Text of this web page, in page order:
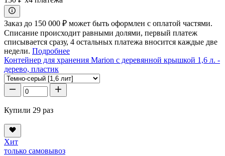
Заказ до 150 000 ₽ может быть оформлен с оплатой частями.
Списание происходит равными долями, первый платеж
списывается сразу, 4 остальных платежа вносится каждые две
недели. Подробнее
Контейнер для хранения Marion с деревянной крышкой 1,6 л. -
дерево, пластик
Купили 29 раз
Хит
только самовывоз